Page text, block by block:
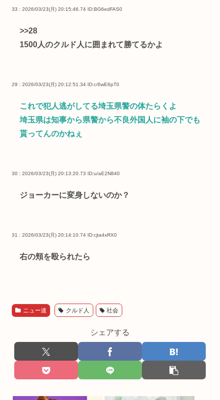
33 : 2026/03/23(月) 20:15:46.74 ID:BG6edFAS0
>>28
1500人のクルド人に囲まれて勝てるかよ
29 : 2026/03/23(月) 20:12:51.34 ID:c/6wE6pT0
これで犯人逃がしてる埼玉県警の体たらくよ
埼玉県は知事から県警から不良外国人に袖の下でも
貰ってんのかねぇ
30 : 2026/03/23(月) 20:13:20.73 ID:u/aE2N840
ジョーカーに変身しないのか？
31 : 2026/03/23(月) 20:14:10.74 ID:cjta4xRX0
右の頬を殴られたら
ニュー速 クルド人 社会
シェアする